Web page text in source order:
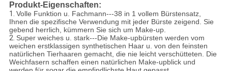
Produkt-Eigenschaften:
1. Volle Funktion u. Fachmann---38 in 1 vollem Bürstensatz,
Ihnen die spezifische Verwendung mit jeder Bürste zeigend. Sie
gebend herrlich, kümmern Sie sich um Make-up.
2. Super weiches u. stark---Die Make-upbürsten werden vom
weichen erstklassigen synthetischen Haar u. von den feinsten
natürlichen Tierhaaren gemacht, die nie leicht verschütteten. Die
Weichfasern schaffen einen natürlichen Make-upblick und